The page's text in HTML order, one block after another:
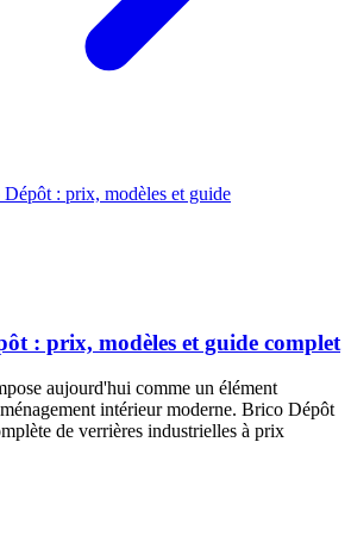
: prix, modèles et guide complet
aujourd'hui comme un élément
intérieur moderne. Brico Dépôt
de verrières industrielles à prix